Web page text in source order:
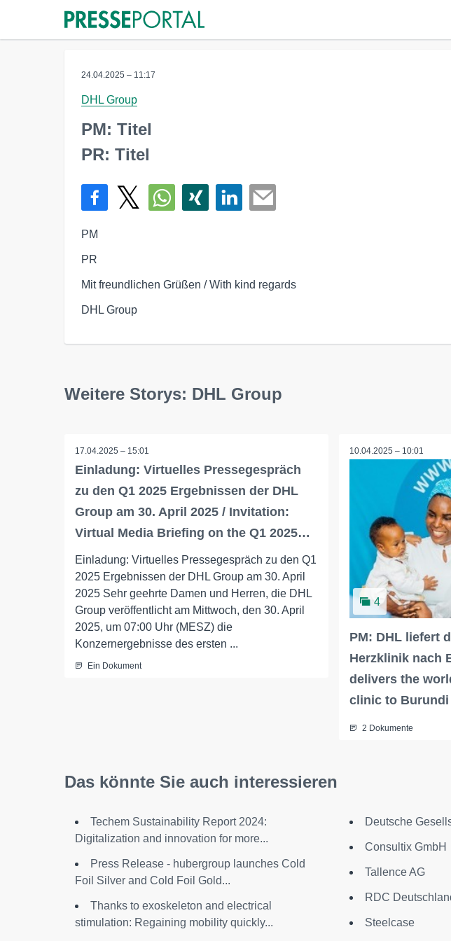
24.04.2025 – 11:17
DHL Group
PM: Titel
PR: Titel
PM
PR
Mit freundlichen Grüßen / With kind regards
DHL Group
Weitere Storys: DHL Group
17.04.2025 – 15:01
Einladung: Virtuelles Pressegespräch
zu den Q1 2025 Ergebnissen der DHL
Group am 30. April 2025 / Invitation:
Virtual Media Briefing on the Q1 2025…
Einladung: Virtuelles Pressegespräch zu den Q1
2025 Ergebnissen der DHL Group am 30. April
2025 Sehr geehrte Damen und Herren, die DHL
Group veröffentlicht am Mittwoch, den 30. April
2025, um 07:00 Uhr (MESZ) die
Konzernergebnisse des ersten ...
Ein Dokument
10.04.2025 – 10:01
4
PM: DHL liefert
Herzklinik nach
delivers the
clinic to Burundi
2 Dokumente
Das könnte Sie auch interessieren
Techem Sustainability Report 2024:
Digitalization and innovation for more...
Press Release - hubergroup launches Cold
Foil Silver and Cold Foil Gold...
Thanks to exoskeleton and electrical
stimulation: Regaining mobility quickly...
Deutsche
Consultix GmbH
Tallence AG
RDC
Steelcase